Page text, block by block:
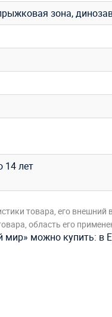
зона,
14 лет
товара, его
область его
можно купить: в